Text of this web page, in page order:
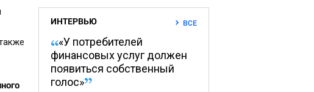
ИНТЕРВЬЮ ВСЕ
«У потребителей
финансовых услуг должен
появиться собственный
голос»